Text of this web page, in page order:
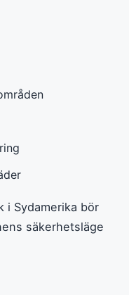
i Sydamerika bör
säkerhetsläge